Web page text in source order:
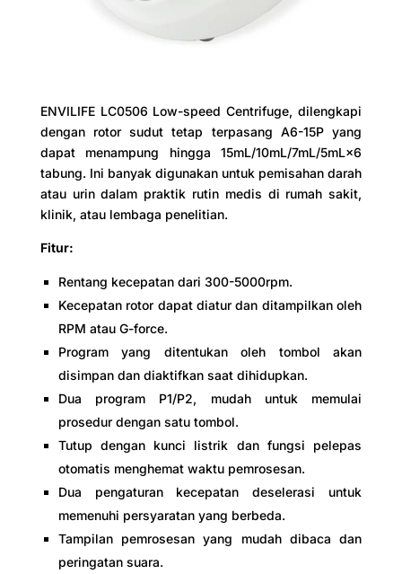
ENVILIFE LC0506 Low-speed Centrifuge, dilengkapi
dengan rotor sudut tetap terpasang A6-15P yang
dapat menampung hingga 15mL/10mL/7mL/5mL×6
tabung. Ini banyak digunakan untuk pemisahan darah
atau urin dalam praktik rutin medis di rumah sakit,
klinik, atau lembaga penelitian.
Fitur:
Rentang kecepatan dari 300-5000rpm.
Kecepatan rotor dapat diatur dan ditampilkan oleh
RPM atau G-force.
Program yang ditentukan oleh tombol akan
disimpan dan diaktifkan saat dihidupkan.
Dua program P1/P2, mudah untuk memulai
prosedur dengan satu tombol.
Tutup dengan kunci listrik dan fungsi pelepas
otomatis menghemat waktu pemrosesan.
Dua pengaturan kecepatan deselerasi untuk
memenuhi persyaratan yang berbeda.
Tampilan pemrosesan yang mudah dibaca dan
peringatan suara.